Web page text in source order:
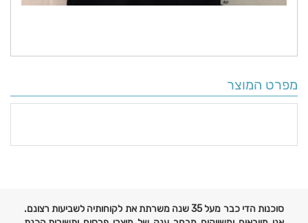
מפרט המוצר
סוכנות הדי כבר מעל 35 שנה משרתת את לקוחותיה לשביעות רצונם.